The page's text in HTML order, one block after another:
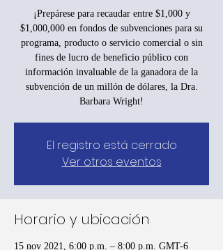
¡Prepárese para recaudar entre $1,000 y
$1,000,000 en fondos de subvenciones para su
programa, producto o servicio comercial o sin
fines de lucro de beneficio público con
información invaluable de la ganadora de la
subvención de un millón de dólares, la Dra.
Barbara Wright!
El registro está cerrado
Ver otros eventos
Horario y ubicación
15 nov 2021, 6:00 p.m. – 8:00 p.m. GMT-6